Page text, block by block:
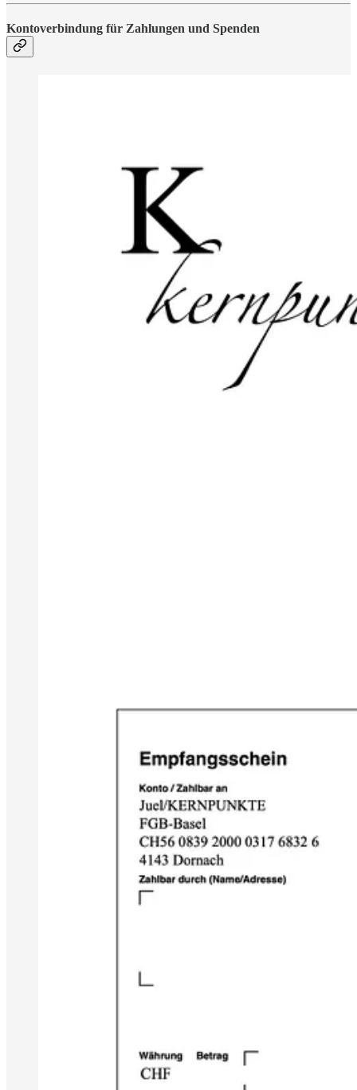
Kontoverbindung für Zahlungen und Spenden